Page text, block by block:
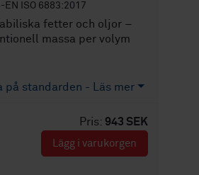
EN ISO 6883:2017
fetter och oljor –
massa per volym
på standarden - Läs mer
Pris: 943 SEK
Lägg i varukorgen